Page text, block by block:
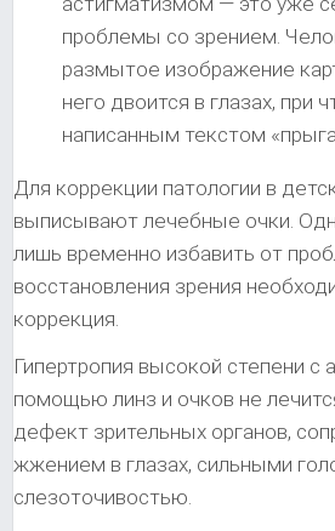
проблемы со зрением.
размытое изображение
него двоится в глазах, при
написанным текстом
Для коррекции патологии в
выписывают лечебные очки.
лишь временно избавить от
восстановления зрения
коррекция.
Гипертропия высокой степени с
помощью линз и очков не
дефект зрительных органов,
жжением в глазах, сильными
слезоточивостью.